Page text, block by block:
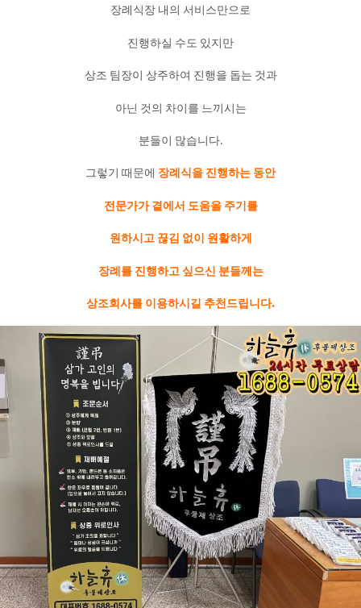
장례식장 내의 서비스만으로
진행하실 수도 있지만
상조 팀장이 상주하여 진행을 돕는 것과
아닌 것의 차이를 느끼시는
분들이 많습니다.
그렇기 때문에 장례식을 진행하는 동안
전문가가 곁에서 도움을 주기를
원하시고 끊김 없이 원활하게
장례를 진행하고 싶으신 분들께는
상조회사를 이용하시길 추천드립니다.